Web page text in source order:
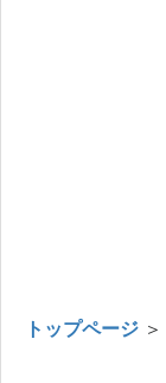
トップページ ＞